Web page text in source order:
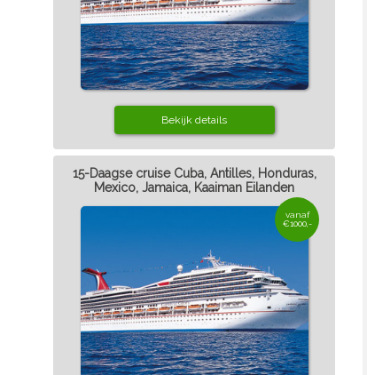
Bekijk details
15-Daagse cruise Cuba, Antilles, Honduras,
Mexico, Jamaica, Kaaiman Eilanden
vanaf
€1000,-